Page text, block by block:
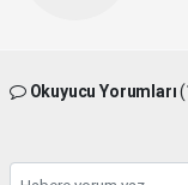
Okuyucu Yorumları